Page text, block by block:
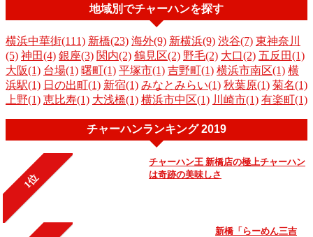
地域別でチャーハンを探す
横浜中華街(111) 新橋(23) 海外(9) 新横浜(9) 渋谷(7) 東神奈川
(5) 神田(4) 銀座(3) 関内(2) 鶴見区(2) 野毛(2) 大口(2) 五反田(1)
大阪(1) 台場(1) 曙町(1) 平塚市(1) 吉野町(1) 横浜市南区(1) 横
浜駅(1) 日の出町(1) 新宿(1) みなとみらい(1) 秋葉原(1) 菊名(1)
上野(1) 恵比寿(1) 大浅橋(1) 横浜市中区(1) 川崎市(1) 有楽町(1)
チャーハンランキング 2019
1位
チャーハン王 新橋店の極上チャーハン
は奇跡の美味しさ
新橋「らーめん三吉